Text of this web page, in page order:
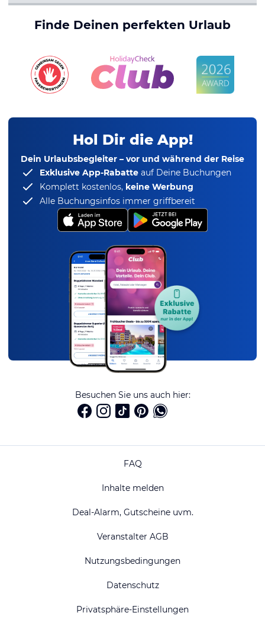
Finde Deinen perfekten Urlaub
Hol Dir die App!
Dein Urlaubsbegleiter – vor und während der Reise
Exklusive App-Rabatte auf Deine Buchungen
Komplett kostenlos, keine Werbung
Alle Buchungsinfos immer griffbereit
Besuchen Sie uns auch hier:
FAQ
Inhalte melden
Deal-Alarm, Gutscheine uvm.
Veranstalter AGB
Nutzungsbedingungen
Datenschutz
Privatsphäre-Einstellungen